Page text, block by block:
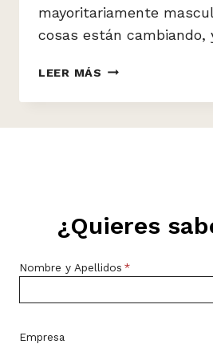
mayoritariamente
cosas están cambiando,
LEER MÁS DÍA
LA
¿Quieres
Nombre y Apellidos *
Empresa